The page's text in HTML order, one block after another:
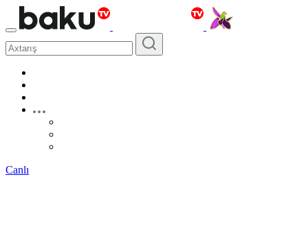
Canlı